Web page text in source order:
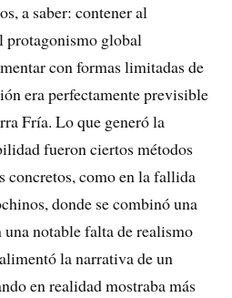
a saber: contener al
protagonismo global
con formas limitadas de
era perfectamente previsible
Fría. Lo que generó la
fueron ciertos métodos
concretos, como en la fallida
donde se combinó una
notable falta de realismo
la narrativa de un
en realidad mostraba más